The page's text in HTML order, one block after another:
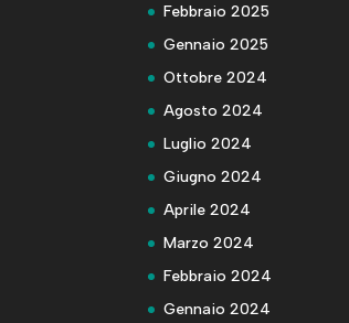
Febbraio 2025
Gennaio 2025
Ottobre 2024
Agosto 2024
Luglio 2024
Giugno 2024
Aprile 2024
Marzo 2024
Febbraio 2024
Gennaio 2024